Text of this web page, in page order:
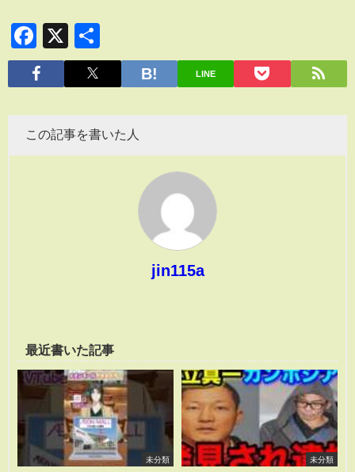
Facebook
X
有
LINE
この記事を書いた人
jin115a
最近書いた記事
未分類 未分類